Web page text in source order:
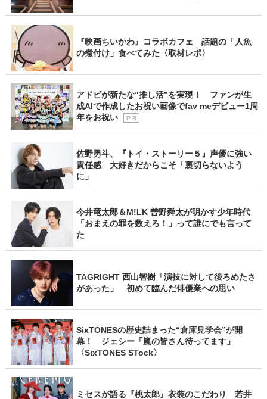
『映画ちいかわ』コラボカフェ 話題の「人魚
の煮付け」食べてみた〈取材レポ〉
アドビが新たな“推し活”を実現！ ファンが生
成AIで作成したお祝い画像でfav meデビュー1周
年をお祝い
P R
佐野勇斗、『トイ・ストーリー５』声優に強い
責任感 大好きだからこそ「裏切らないよう
に」
今井竜太郎＆M!LK 曽野舜太が明かす少年時代
「おまえの罪を数えろ！」って誰にでも言って
た
TAGRIGHT 西山智樹「演技に対して後ろめたさ
があった」 初めて臨んだ俳優業への思い
SixTONESの歴史詰まった“倉庫見学会”が開
幕！ ジェシー「嵐の皆さん待ってます」
〈SixTONES STock〉
ミセスが語る『桃太郎』衣装のこだわり 若井